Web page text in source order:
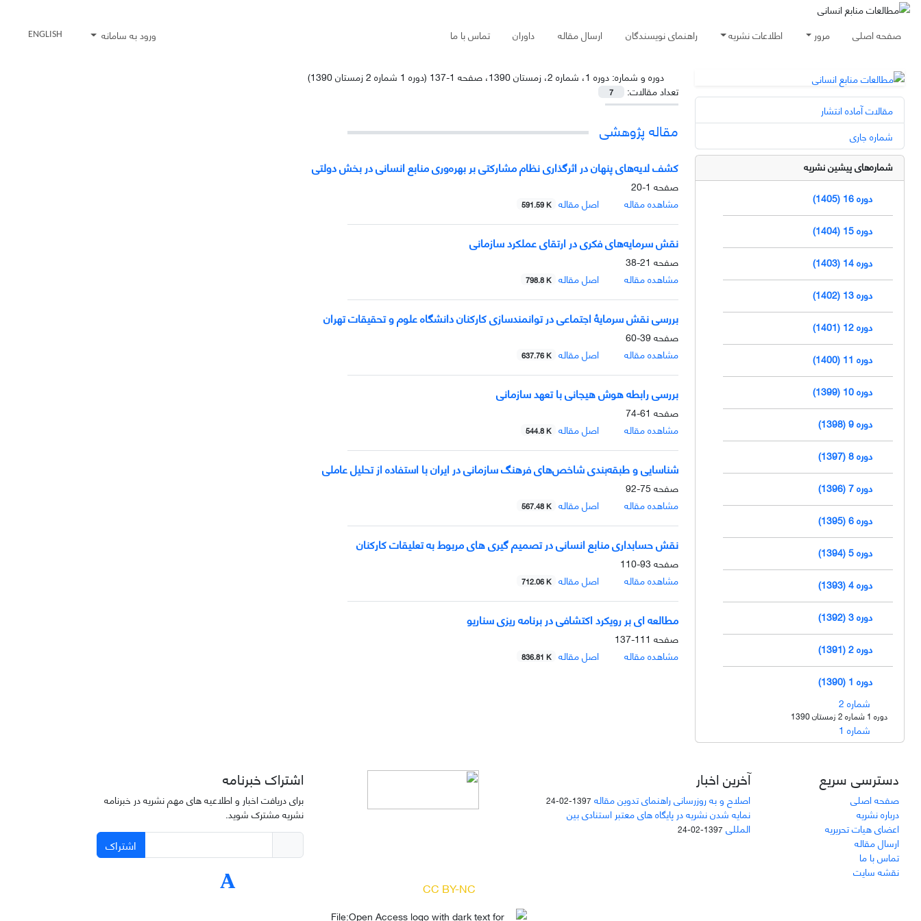
صفحه اصلی مرور اطلاعات نشریه راهنمای نویسندگان ارسال مقاله داوران تماس با ما ورود به سامانه ENGLISH
دوره و شماره:دوره 1، شماره 2، زمستان 1390، صفحه 1-137 (دوره 1 شماره 2 زمستان 1390)
تعداد مقالات:
7
مقاله پژوهشی
کشف لایه‌های پنهان در اثرگذاری نظام مشارکتی بر بهره‌وری منابع انسانی در بخش دولتی
صفحه 1-20
مشاهده مقاله
اصل مقاله 591.59 K
نقش سرمایه‌های فکری در ارتقای عملکرد سازمانی
صفحه 21-38
مشاهده مقاله
اصل مقاله 798.8 K
بررسی نقش سرمایۀ اجتماعی در توانمندسازی کارکنان دانشگاه علوم و تحقیقات تهران
صفحه39-60
مشاهده مقاله
اصل مقاله 637.76 K
بررسی رابطه هوش هیجانی با تعهد سازمانی
صفحه 61-74
مشاهده مقاله
اصل مقاله 544.8 K
شناسایی و طبقه‌بندی شاخص‌های فرهنگ سازمانی در ایران با استفاده از تحلیل عاملی
صفحه 75-92
مشاهده مقاله
اصل مقاله 567.48 K
نقش حسابداری منابع انسانی در تصمیم گیری های مربوط به تعلیقات کارکنان
صفحه 93-110
مشاهده مقاله
اصل مقاله 712.06 K
مطالعه ای بر رویکرد اکتشافی در برنامه ریزی سناریو
صفحه 111-137
مشاهده مقاله
اصل مقاله 836.81 K
مقالات آماده انتشار
شماره جاری
شماره‌های پیشین نشریه
دوره 16 (1405)
دوره 15 (1404)
دوره 14 (1403)
دوره 13 (1402)
دوره 12 (1401)
دوره 11 (1400)
دوره 10 (1399)
دوره 9 (1398)
دوره 8 (1397)
دوره 7 (1396)
دوره 6 (1395)
دوره 5 (1394)
دوره 4 (1393)
دوره 3 (1392)
دوره 2 (1391)
دوره 1 (1390)
شماره 2
دوره 1 شماره 2 زمستان 1390
شماره 1
دسترسی سریع
صفحه اصلی
درباره نشریه
اعضای هیات تحریریه
ارسال مقاله
تماس با ما
نقشه سایت
آخرین اخبار
اصلاح و به روزرسانی راهنمای تدوین مقاله 1397-02-24
نمایه شدن نشریه در پایگاه های معتبر استنادی بین
المللی 1397-02-24
CC BY-NC
اشتراک خبرنامه
برای دریافت اخبار و اطلاعیه های مهم نشریه در خبرنامه
نشریه مشترک شوید.
اشتراک